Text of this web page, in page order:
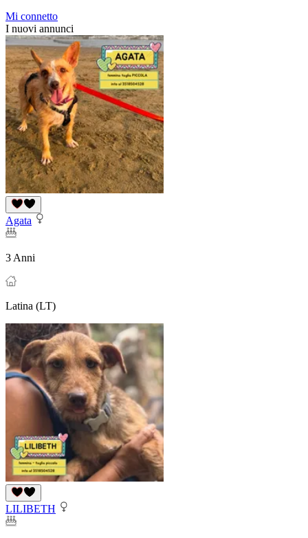
Mi connetto
I nuovi annunci
Agata
3 Anni
Latina (LT)
LILIBETH